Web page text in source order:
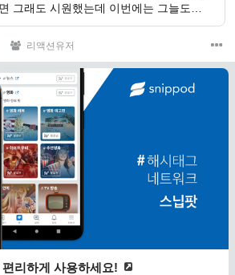
그래도 시원했는데 이번에는 그늘도…
리액션유저
리하게 사용하세요!